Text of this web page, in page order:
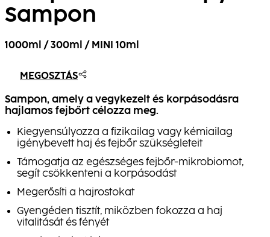
Sampon
1000ml / 300ml / MINI 10ml
MEGOSZTÁS
Sampon, amely a vegykezelt és korpásodásra
hajlamos fejbőrt célozza meg.
Kiegyensúlyozza a fizikailag vagy kémiailag
igénybevett haj és fejbőr szükségleteit
Támogatja az egészséges fejbőr-mikrobiomot,
segít csökkenteni a korpásodást
Megerősíti a hajrostokat
Gyengéden tisztít, miközben fokozza a haj
vitalitását és fényét